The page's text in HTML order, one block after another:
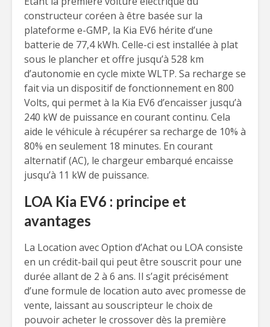
constructeur coréen à être basée sur la
plateforme e-GMP, la Kia EV6 hérite d’une
batterie de 77,4 kWh. Celle-ci est installée à plat
sous le plancher et offre jusqu’à 528 km
d’autonomie en cycle mixte WLTP. Sa recharge se
fait via un dispositif de fonctionnement en 800
Volts, qui permet à la Kia EV6 d’encaisser jusqu’à
240 kW de puissance en courant continu. Cela
aide le véhicule à récupérer sa recharge de 10% à
80% en seulement 18 minutes. En courant
alternatif (AC), le chargeur embarqué encaisse
jusqu’à 11 kW de puissance.
LOA Kia EV6 : principe et
avantages
La Location avec Option d’Achat ou LOA consiste
en un crédit-bail qui peut être souscrit pour une
durée allant de 2 à 6 ans. Il s’agit précisément
d’une formule de location auto avec promesse de
vente, laissant au souscripteur le choix de
pouvoir acheter le crossover dès la première